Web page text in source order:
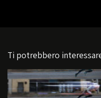
Ti potrebbero